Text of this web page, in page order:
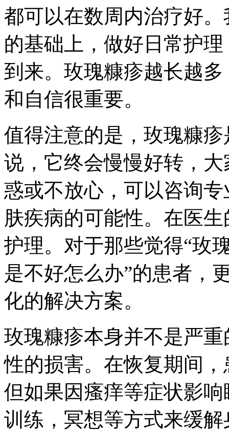
都可以在数周内治疗好
的基础上，做好日常护
到来。玫瑰糠疹越长越
和自信很重要。
值得注意的是，玫瑰糠
说，它终会慢慢好转，
惑或不放心，可以咨询
肤疾病的可能性。在医
护理。对于那些觉得“玫
是不好怎么办”的患者，
化的解决方案。
玫瑰糠疹本身并不是严
性的损害。在恢复期间
但如果因瘙痒等症状影
训练，冥想等方式来缓